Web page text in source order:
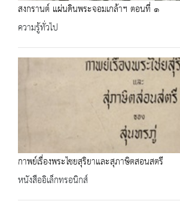
สงกรานต์ แผ่นดินพระจอมเกล้าฯ ตอนที่ ๑
ความรู้ทั่วไป
กาพย์เรื่องพระไชยสุริยาและสุภาษิตสอนสตรี
หนังสืออิเล็กทรอนิกส์